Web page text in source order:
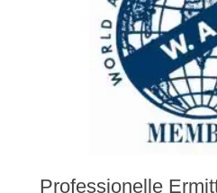
Professionelle